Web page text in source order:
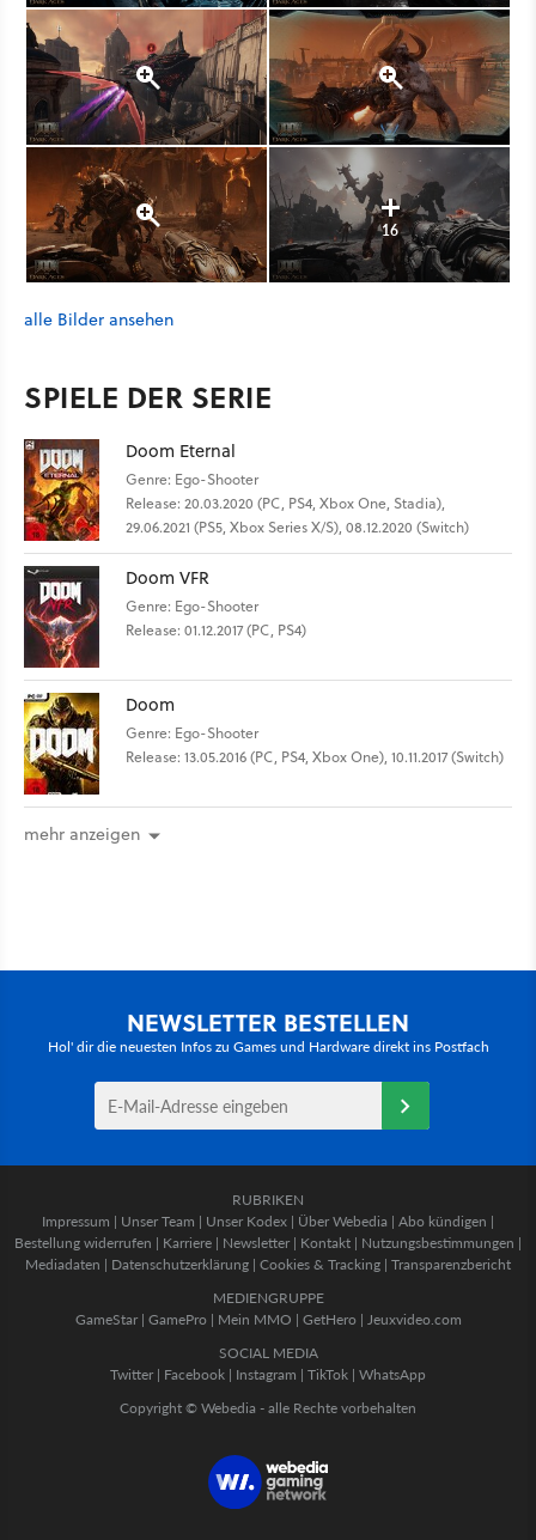
16
alle Bilder ansehen
SPIELE DER SERIE
Doom Eternal
Genre: Ego-Shooter
Release: 20.03.2020 (PC, PS4, Xbox One, Stadia),
29.06.2021 (PS5, Xbox Series X/S), 08.12.2020 (Switch)
Doom VFR
Genre: Ego-Shooter
Release: 01.12.2017 (PC, PS4)
Doom
Genre: Ego-Shooter
Release: 13.05.2016 (PC, PS4, Xbox One), 10.11.2017 (Switch)
mehr anzeigen
NEWSLETTER BESTELLEN
Hol' dir die neuesten Infos zu Games und Hardware direkt ins Postfach
RUBRIKEN
Impressum | Unser Team | Unser Kodex | Über Webedia | Abo kündigen |
Bestellung widerrufen | Karriere | Newsletter | Kontakt | Nutzungsbestimmungen |
Mediadaten | Datenschutzerklärung | Cookies & Tracking | Transparenzbericht
MEDIENGRUPPE
GameStar| GamePro | Mein MMO | GetHero | Jeuxvideo.com
SOCIAL MEDIA
Twitter | Facebook | Instagram | TikTok | WhatsApp
Copyright © Webedia - alle Rechte vorbehalten